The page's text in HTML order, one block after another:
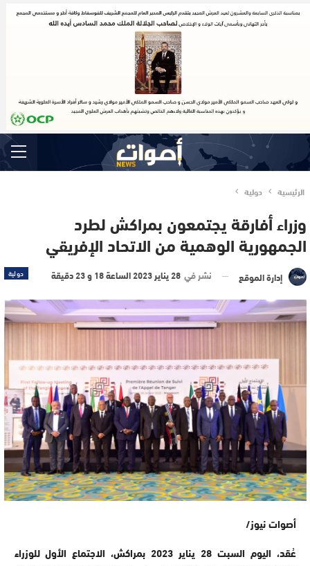
الرئيسية دولية
وزراء أفارقة يجتمعون بمراكش لطرد
الجمهورية الوهمية من الاتحاد الإفريقي
دولية إدارة الموقع نشر في 28 يناير 2023 الساعة 18 و 23 دقيقة
أصوات نيوز/
عُقد، اليوم السبت 28 يناير 2023 بمراكش، الاجتماع الأول للوزراء